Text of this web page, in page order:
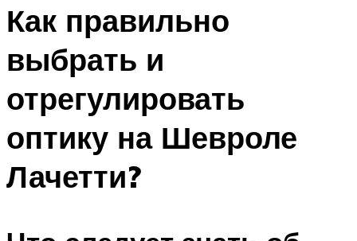
Как правильно
выбрать и
отрегулировать
оптику на Шевроле
Лачетти?